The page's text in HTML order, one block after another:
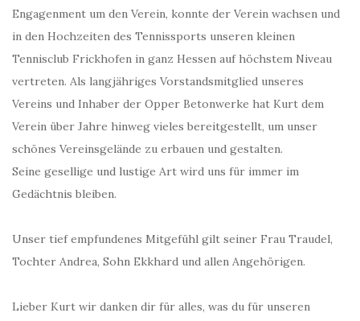
Engagenment um den Verein, konnte der Verein wachsen und
in den Hochzeiten des Tennissports unseren kleinen
Tennisclub Frickhofen in ganz Hessen auf höchstem Niveau
vertreten. Als langjähriges Vorstandsmitglied unseres
Vereins und Inhaber der Opper Betonwerke hat Kurt dem
Verein über Jahre hinweg vieles bereitgestellt, um unser
schönes Vereinsgelände zu erbauen und gestalten.
Seine gesellige und lustige Art wird uns für immer im
Gedächtnis bleiben.
Unser tief empfundenes Mitgefühl gilt seiner Frau Traudel,
Tochter Andrea, Sohn Ekkhard und allen Angehörigen.
Lieber Kurt wir danken dir für alles, was du für unseren